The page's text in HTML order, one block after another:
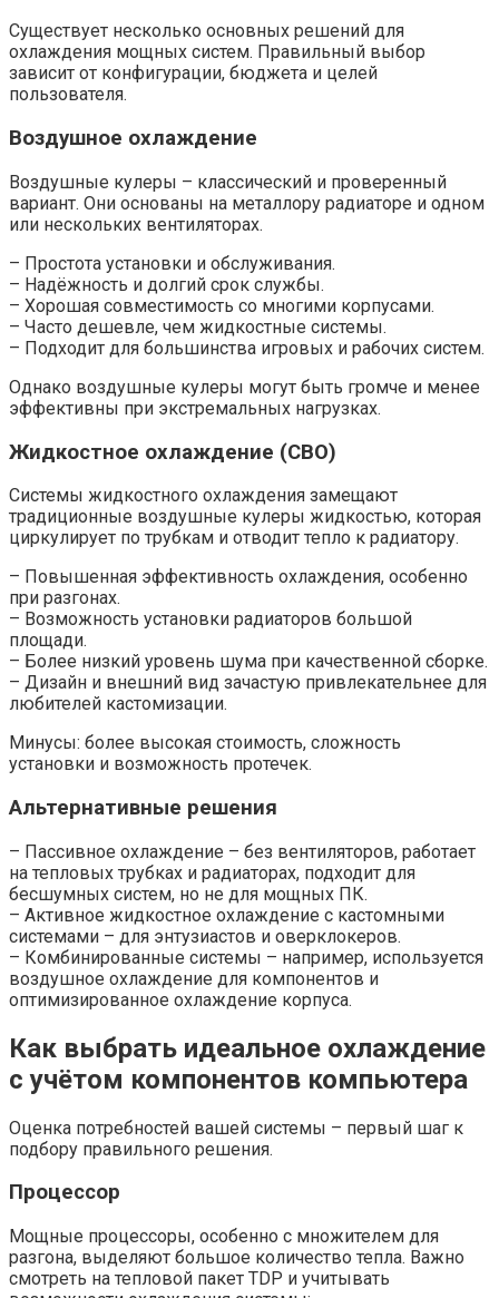
Существует несколько основных решений для
охлаждения мощных систем. Правильный выбор
зависит от конфигурации, бюджета и целей
пользователя.
Воздушное охлаждение
Воздушные кулеры – классический и проверенный
вариант. Они основаны на металлору радиаторе и одном
или нескольких вентиляторах.
– Простота установки и обслуживания.
– Надёжность и долгий срок службы.
– Хорошая совместимость со многими корпусами.
– Часто дешевле, чем жидкостные системы.
– Подходит для большинства игровых и рабочих систем.
Однако воздушные кулеры могут быть громче и менее
эффективны при экстремальных нагрузках.
Жидкостное охлаждение (СВО)
Системы жидкостного охлаждения замещают
традиционные воздушные кулеры жидкостью, которая
циркулирует по трубкам и отводит тепло к радиатору.
– Повышенная эффективность охлаждения, особенно
при разгонах.
– Возможность установки радиаторов большой
площади.
– Более низкий уровень шума при качественной сборке.
– Дизайн и внешний вид зачастую привлекательнее для
любителей кастомизации.
Минусы: более высокая стоимость, сложность
установки и возможность протечек.
Альтернативные решения
– Пассивное охлаждение – без вентиляторов, работает
на тепловых трубках и радиаторах, подходит для
бесшумных систем, но не для мощных ПК.
– Активное жидкостное охлаждение с кастомными
системами – для энтузиастов и оверклокеров.
– Комбинированные системы – например, используется
воздушное охлаждение для компонентов и
оптимизированное охлаждение корпуса.
Как выбрать идеальное охлаждение
с учётом компонентов компьютера
Оценка потребностей вашей системы – первый шаг к
подбору правильного решения.
Процессор
Мощные процессоры, особенно с множителем для
разгона, выделяют большое количество тепла. Важно
смотреть на тепловой пакет TDP и учитывать